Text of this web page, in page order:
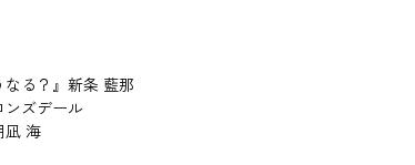
なる？』新条 藍那
ンズデール
凪 海